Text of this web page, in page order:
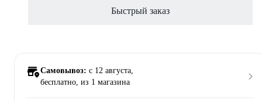
Быстрый заказ
Самовывоз: c 12 августа,
бесплатно, из 1 магазина